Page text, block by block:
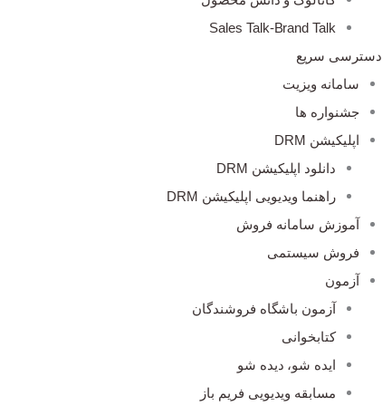
Sales Talk-Brand Talk
دسترسی سریع
سامانه ویزیت
جشنواره ها
اپلیکیشن DRM
دانلود اپلیکیشن DRM
راهنما ویدیویی اپلیکیشن DRM
آموزش سامانه فروش
فروش سیستمی
آزمون
آزمون باشگاه فروشندگان
کتابخوانی
ایده شو، دیده شو
مسابقه ویدیویی فریم باز